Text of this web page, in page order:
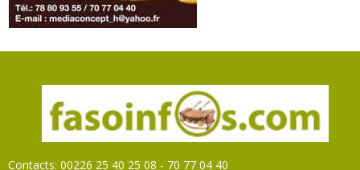
Contacts: 00226 25 40 25 08 - 70 77 04 40